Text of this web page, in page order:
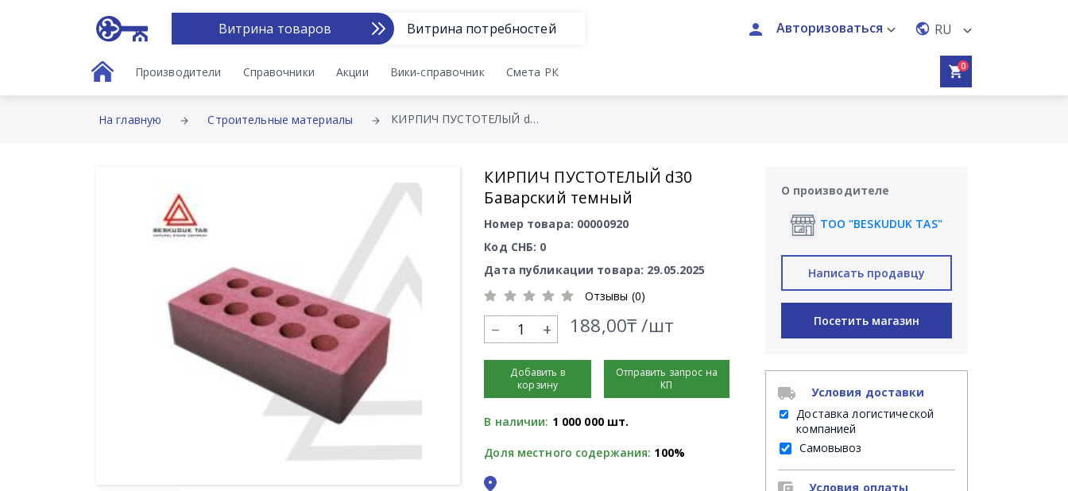
Витрина товаров Витрина потребностей Авторизоваться RU
Производители Справочники Акции Вики-справочник Смета РК 0
На главную Строительные материалы КИРПИЧ ПУСТОТЕЛЫЙ d30 Баварский темный
КИРПИЧ ПУСТОТЕЛЫЙ d30
Баварский темный
Номер товара: 00000920
Код СНБ: 0
Дата публикации товара: 29.05.2025
Отзывы (0)
+ 188,00₸ /шт
Добавить в
корзину
Отправить запрос на
КП
В наличии: 1 000 000 шт.
Доля местного содержания: 100%
О производителе
ТОО "BESKUDUK TAS"
Написать продавцу
Посетить магазин
Условия доставки
Доставка логистической
компанией
Самовывоз
Условия оплаты